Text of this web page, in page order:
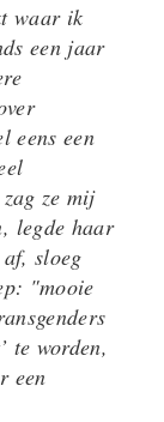
waar ik
een jaar
eens een
ze mij
legde haar
sloeg
"mooie
te worden,
een